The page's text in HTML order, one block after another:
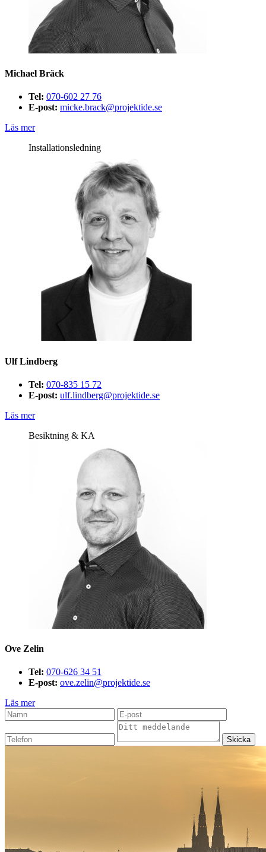
Michael Bräck
Tel: 070-602 27 76
E-post: micke.brack@projektide.se
Läs mer
Installationsledning
Ulf Lindberg
Tel: 070-835 15 72
E-post: ulf.lindberg@projektide.se
Läs mer
Besiktning & KA
Ove Zelin
Tel: 070-626 34 51
E-post: ove.zelin@projektide.se
Läs mer
Skicka